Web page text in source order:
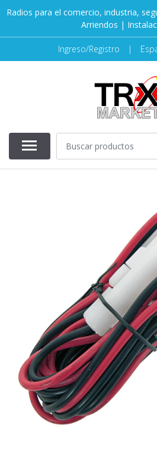
Radios para el comercio, industria,
Arriendos |
Ingreso/Registro |